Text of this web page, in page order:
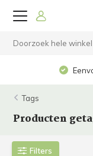
Tags
Producten
Filters